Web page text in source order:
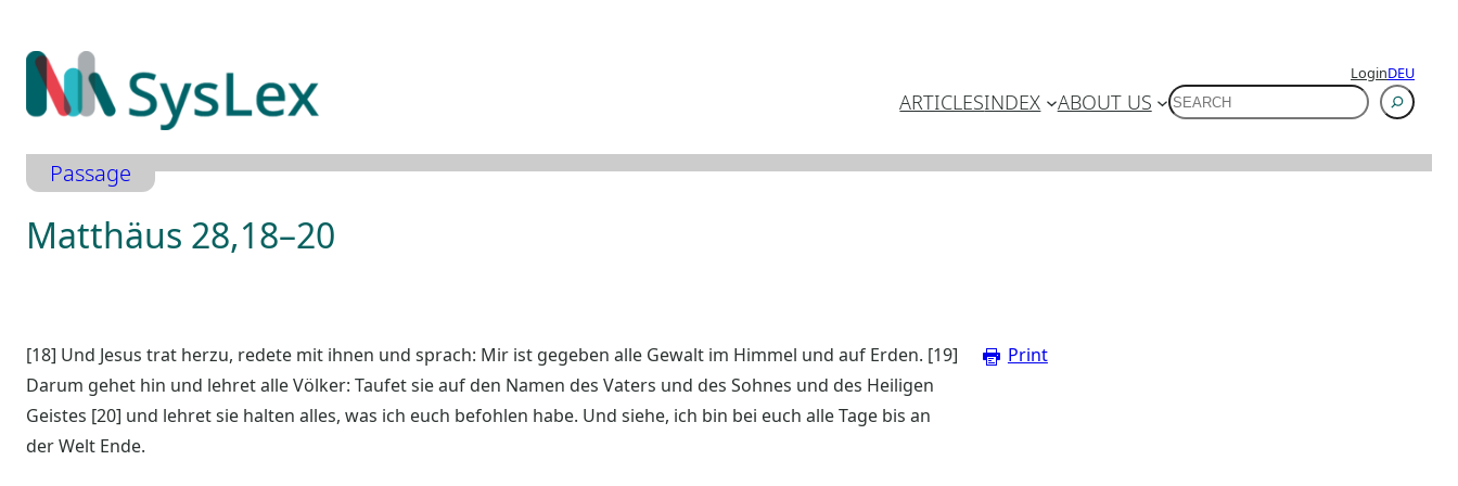
Inhalt
springen
LoginDEU
ARTICLESINDEX ABOUT US SUCHEN
Passage
Matthäus 28,18–20
[18] Und Jesus trat herzu, redete mit ihnen und sprach: Mir ist gegeben alle Gewalt im Himmel und auf Erden. [19]
Darum gehet hin und lehret alle Völker: Taufet sie auf den Namen des Vaters und des Sohnes und des Heiligen
Geistes [20] und lehret sie halten alles, was ich euch befohlen habe. Und siehe, ich bin bei euch alle Tage bis an
der Welt Ende.
Print